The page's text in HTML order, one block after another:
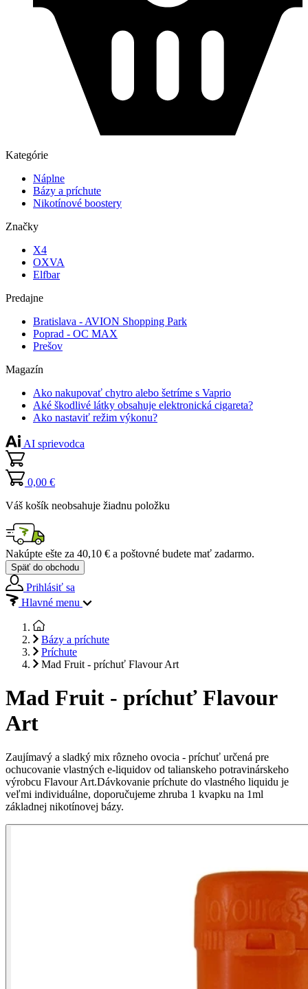
Kategórie
Náplne
Bázy a príchute
Nikotínové boostery
Značky
X4
OXVA
Elfbar
Predajne
Bratislava - AVION Shopping Park
Poprad - OC MAX
Prešov
Magazín
Ako nakupovať chytro alebo šetríme s Vaprio
Aké škodlivé látky obsahuje elektronická cigareta?
Ako nastaviť režim výkonu?
AI sprievodca
0,00 €
Váš košík neobsahuje žiadnu položku
Nakúpte ešte za 40,10 € a poštovné budete mať zadarmo.
Späť do obchodu
Prihlásiť sa
Hlavné menu
Bázy a príchute
Príchute
Mad Fruit - príchuť Flavour Art
Mad Fruit - príchuť Flavour
Art
Zaujímavý a sladký mix rôzneho ovocia - príchuť určená pre
ochucovanie vlastných e-liquidov od talianskeho potravinárskeho
výrobcu Flavour Art.Dávkovanie príchute do vlastného liquidu je
veľmi individuálne, doporučujeme zhruba 1 kvapku na 1ml
základnej nikotínovej bázy.